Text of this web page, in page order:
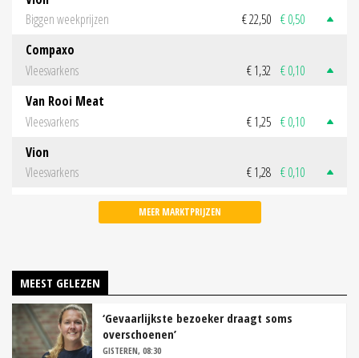
Biggen weekprijzen
€ 22,50 € 0,50
Compaxo
Vleesvarkens
€ 1,32 € 0,10
Van Rooi Meat
Vleesvarkens
€ 1,25 € 0,10
Vion
Vleesvarkens
€ 1,28 € 0,10
MEER MARKTPRIJZEN
MEEST GELEZEN
‘Gevaarlijkste bezoeker draagt soms
overschoenen’
GISTEREN, 08:30